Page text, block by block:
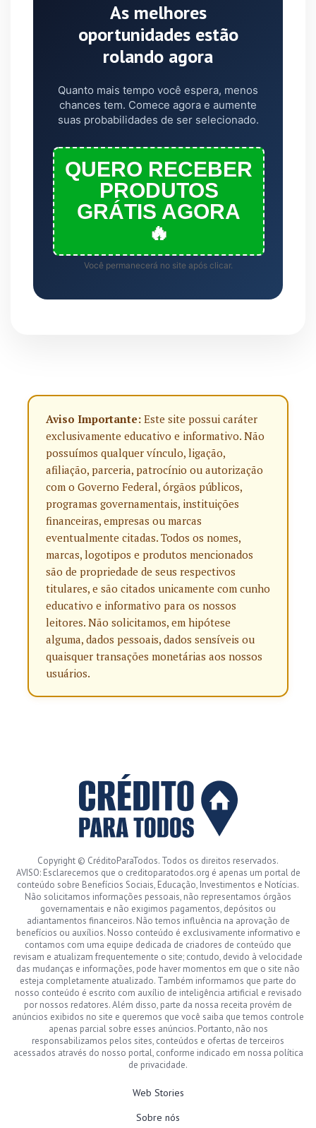
As melhores
oportunidades estão
rolando agora
Quanto mais tempo você espera, menos
chances tem. Comece agora e aumente
suas probabilidades de ser selecionado.
QUERO RECEBER
PRODUTOS
GRÁTIS AGORA
🔥
Você permanecerá no site após clicar.
Aviso Importante: Este site possui caráter
exclusivamente educativo e informativo. Não
possuímos qualquer vínculo, ligação,
afiliação, parceria, patrocínio ou autorização
com o Governo Federal, órgãos públicos,
programas governamentais, instituições
financeiras, empresas ou marcas
eventualmente citadas. Todos os nomes,
marcas, logotipos e produtos mencionados
são de propriedade de seus respectivos
titulares, e são citados unicamente com cunho
educativo e informativo para os nossos
leitores. Não solicitamos, em hipótese
alguma, dados pessoais, dados sensíveis ou
quaisquer transações monetárias aos nossos
usuários.
Copyright © CréditoParaTodos. Todos os direitos reservados.
AVISO: Esclarecemos que o creditoparatodos.org é apenas um portal de
conteúdo sobre Benefícios Sociais, Educação, Investimentos e Notícias.
Não solicitamos informações pessoais, não representamos órgãos
governamentais e não exigimos pagamentos, depósitos ou
adiantamentos financeiros. Não temos influência na aprovação de
benefícios ou auxílios. Nosso conteúdo é exclusivamente informativo e
contamos com uma equipe dedicada de criadores de conteúdo que
revisam e atualizam frequentemente o site; contudo, devido à velocidade
das mudanças e informações, pode haver momentos em que o site não
esteja completamente atualizado. Também informamos que parte do
nosso conteúdo é escrito com auxílio de inteligência artificial e revisado
por nossos redatores. Além disso, parte da nossa receita provém de
anúncios exibidos no site e queremos que você saiba que temos controle
apenas parcial sobre esses anúncios. Portanto, não nos
responsabilizamos pelos sites, conteúdos e ofertas de terceiros
acessados através do nosso portal, conforme indicado em nossa política
de privacidade.
Web Stories
Sobre nós